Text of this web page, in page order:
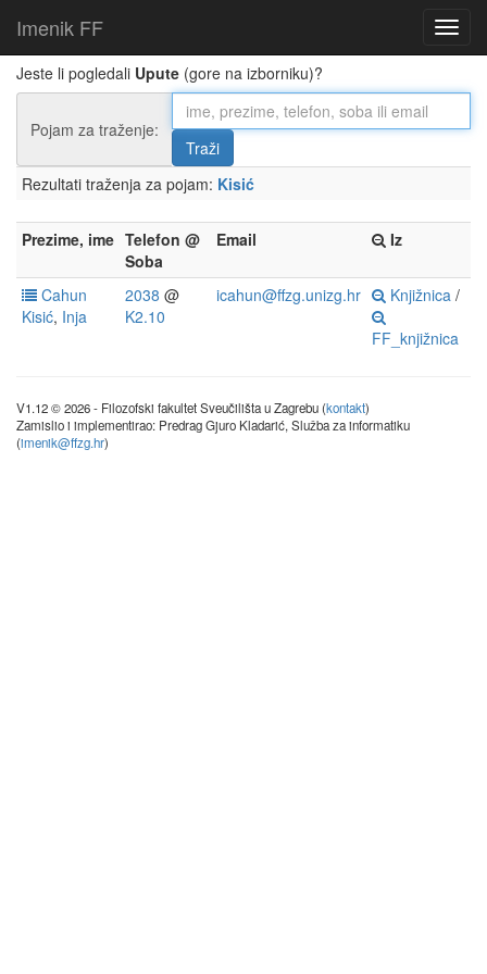
Imenik FF
Jeste li pogledali Upute (gore na izborniku)?
Pojam za traženje:
Rezultati traženja za pojam: Kisić
Prezime, ime Telefon @
Soba
Email Iz
Cahun
Kisić, Inja
2038 @
K2.10
icahun@ffzg.unizg.hr Knjižnica /
FF_knjižnica
V1.12 © 2026 - Filozofski fakultet Sveučilišta u Zagrebu (kontakt)
Zamislio i implementirao: Predrag Gjuro Kladarić, Služba za informatiku
(imenik@ffzg.hr)